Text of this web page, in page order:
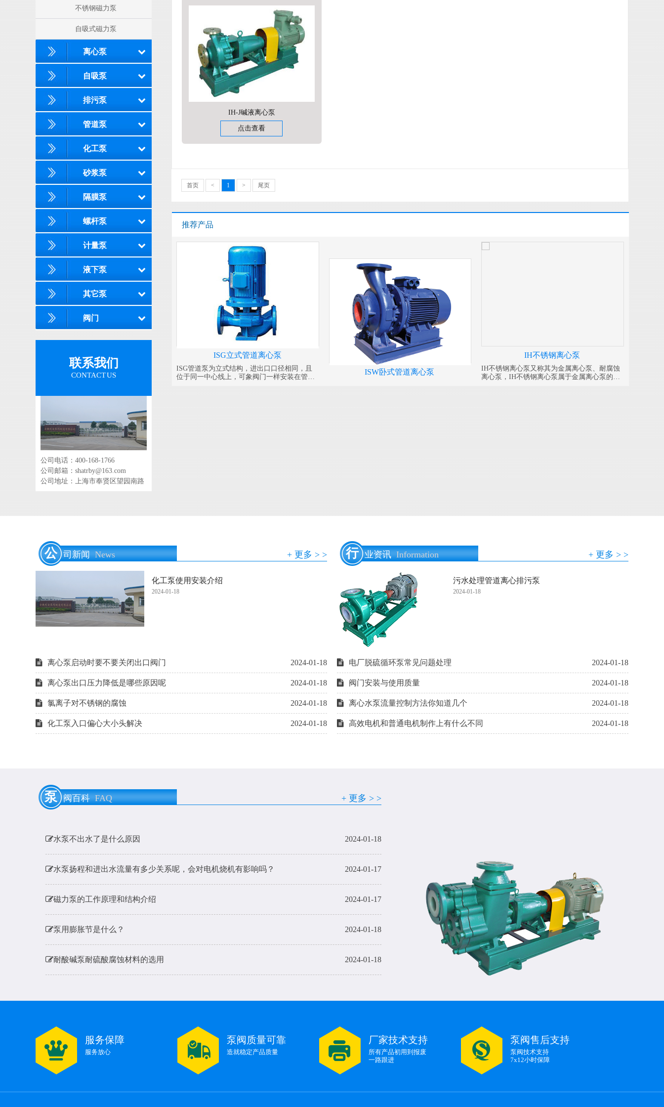
不锈钢磁力泵
自吸式磁力泵
离心泵
自吸泵
排污泵
管道泵
化工泵
砂浆泵
隔膜泵
螺杆泵
计量泵
液下泵
其它泵
阀门
联系我们
CONTACT US
公司电话：400-168-1766
公司邮箱：shatrby@163.com
公司地址：上海市奉贤区望园南路
IH-J碱液离心泵
点击查看
首页 < 1 > 尾页
推荐产品
ISG立式管道离心泵
ISG管道泵为立式结构，进出口口径相同，且
位于同一中心线上，可象阀门一样安装在管路
ISW卧式管道离心泵
IH不锈钢离心泵
IH不锈钢离心泵又称其为金属离心泵、耐腐蚀
离心泵，IH不锈钢离心泵属于金属离心泵的一
公 司新闻 News + 更多 > >
化工泵使用安装介绍
2024-01-18
离心泵启动时要不要关闭出口阀门 2024-01-18
离心泵出口压力降低是哪些原因呢 2024-01-18
氯离子对不锈钢的腐蚀 2024-01-18
化工泵入口偏心大小头解决 2024-01-18
行 业资讯 Information + 更多 > >
污水处理管道离心排污泵
2024-01-18
电厂脱硫循环泵常见问题处理 2024-01-18
阀门安装与使用质量 2024-01-18
离心水泵流量控制方法你知道几个 2024-01-18
高效电机和普通电机制作上有什么不同 2024-01-18
泵 阀百科 FAQ + 更多 > >
耐酸碱泵耐硫酸腐蚀材料的选用 2024-01-18
磁力泵的工作原理和结构介绍 2024-01-17
服务保障
服务放心
泵阀质量可靠
造就稳定产品质量
厂家技术支持
所有产品初用到报废
一路跟进
泵阀售后支持
泵阀技术支持
7x12小时保障